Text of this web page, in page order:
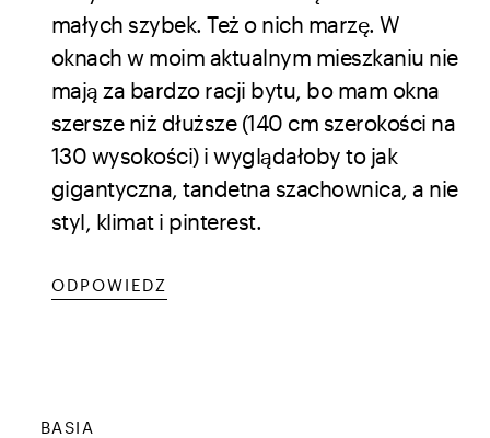
małych szybek. Też o nich marzę. W
oknach w moim aktualnym mieszkaniu nie
mają za bardzo racji bytu, bo mam okna
szersze niż dłuższe (140 cm szerokości na
130 wysokości) i wyglądałoby to jak
gigantyczna, tandetna szachownica, a nie
styl, klimat i pinterest.
ODPOWIEDZ
BASIA